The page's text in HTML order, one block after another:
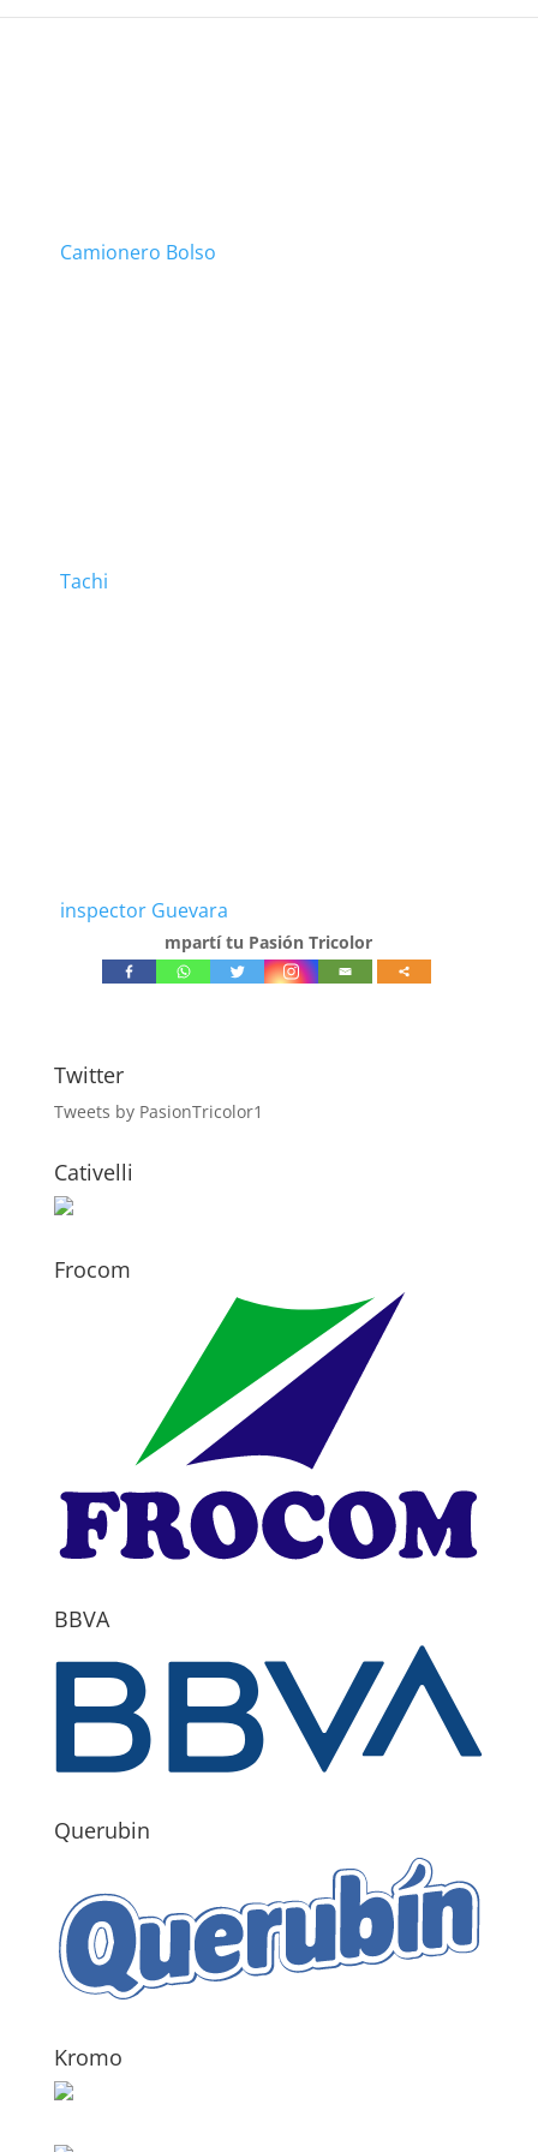
Camionero Bolso
Tachi
inspector Guevara
mpartí tu Pasión Tricolor
Twitter
Tweets by PasionTricolor1
Cativelli
Frocom
BBVA
Querubin
Kromo